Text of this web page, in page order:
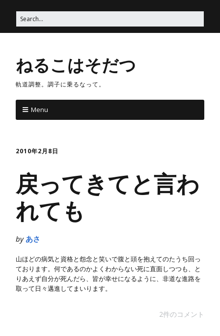
ねるこはそだつ
軌道調整。調子に乗るなって。
Menu
2010年2月8日
戻ってきてと言わ
れても
by あさ
山ほどの病気と資格と怨念と笑いで腹と頭を抱えてのたうち回っ
ております。何であるのかよくわからない死に直面しつつも、と
りあえず自分が死んだら、皆が幸せになるように、非道な進路を
取って日々邁進してまいります。
2件のコメント